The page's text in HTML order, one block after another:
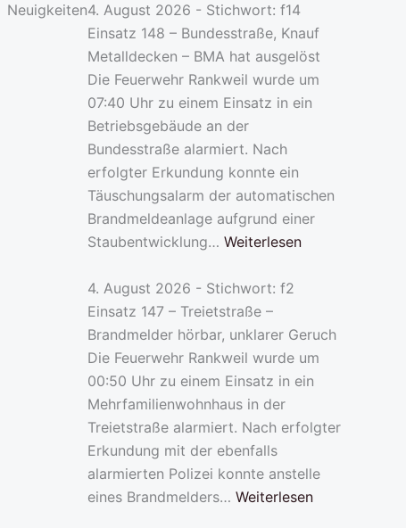
Neuigkeiten4. August 2026 - Stichwort: f14
Einsatz 148 – Bundesstraße, Knauf
Metalldecken – BMA hat ausgelöst
Die Feuerwehr Rankweil wurde um
07:40 Uhr zu einem Einsatz in ein
Betriebsgebäude an der
Bundesstraße alarmiert. Nach
erfolgter Erkundung konnte ein
Täuschungsalarm der automatischen
Brandmeldeanlage aufgrund einer
Staubentwicklung… Weiterlesen
4. August 2026 - Stichwort: f2
Einsatz 147 – Treietstraße –
Brandmelder hörbar, unklarer Geruch
Die Feuerwehr Rankweil wurde um
00:50 Uhr zu einem Einsatz in ein
Mehrfamilienwohnhaus in der
Treietstraße alarmiert. Nach erfolgter
Erkundung mit der ebenfalls
alarmierten Polizei konnte anstelle
eines Brandmelders… Weiterlesen